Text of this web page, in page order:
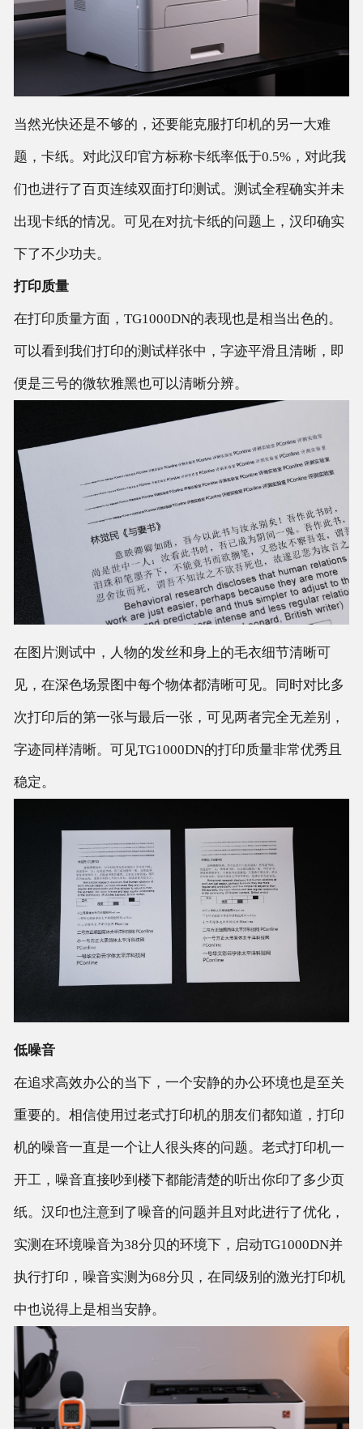
当然光快还是不够的，还要能克服打印机的另一大难
题，卡纸。对此汉印官方标称卡纸率低于0.5%，对此我
们也进行了百页连续双面打印测试。测试全程确实并未
出现卡纸的情况。可见在对抗卡纸的问题上，汉印确实
下了不少功夫。
打印质量
在打印质量方面，TG1000DN的表现也是相当出色的。
可以看到我们打印的测试样张中，字迹平滑且清晰，即
便是三号的微软雅黑也可以清晰分辨。
在图片测试中，人物的发丝和身上的毛衣细节清晰可
见，在深色场景图中每个物体都清晰可见。同时对比多
次打印后的第一张与最后一张，可见两者完全无差别，
字迹同样清晰。可见TG1000DN的打印质量非常优秀且
稳定。
低噪音
在追求高效办公的当下，一个安静的办公环境也是至关
重要的。相信使用过老式打印机的朋友们都知道，打印
机的噪音一直是一个让人很头疼的问题。老式打印机一
开工，噪音直接吵到楼下都能清楚的听出你印了多少页
纸。汉印也注意到了噪音的问题并且对此进行了优化，
实测在环境噪音为38分贝的环境下，启动TG1000DN并
执行打印，噪音实测为68分贝，在同级别的激光打印机
中也说得上是相当安静。